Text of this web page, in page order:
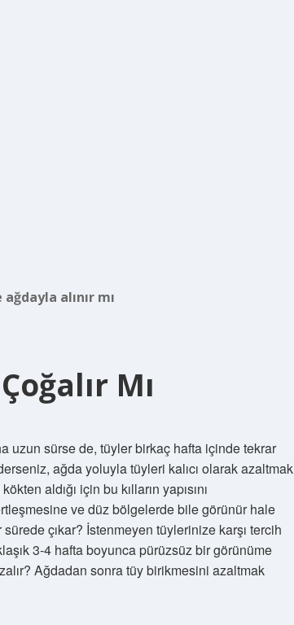
alınır mı
Mı
uzun sürse de, tüyler birkaç hafta içinde tekrar
ağda yoluyla tüyleri kalıcı olarak azaltmak
aldığı için bu kılların yapısını
ve düz bölgelerde bile görünür hale
çıkar? İstenmeyen tüylerinize karşı tercih
3-4 hafta boyunca pürüzsüz bir görünüme
Ağdadan sonra tüy birikmesini azaltmak